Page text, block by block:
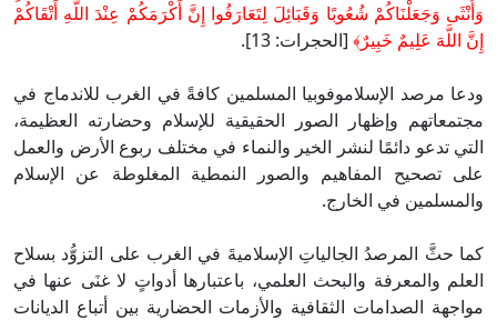
وَأُنْثَى وَجَعَلْنَاكُمْ شُعُوبًا وَقَبَائِلَ لِتَعَارَفُوا إِنَّ أَكْرَمَكُمْ عِنْدَ اللَّهِ أَتْقَاكُمْ
إِنَّ اللَّهَ عَلِيمٌ خَبِيرٌ﴾ [الحجرات: 13].
ودعا مرصد الإسلاموفوبيا المسلمين كافةً في الغرب للاندماج في
مجتمعاتهم وإظهار الصور الحقيقية للإسلام وحضارته العظيمة،
التي تدعو دائمًا لنشر الخير والنماء في مختلف ربوع الأرض والعمل
على تصحيح المفاهيم والصور النمطية المغلوطة عن الإسلام
والمسلمين في الخارج.
كما حثَّ المرصدُ الجالياتِ الإسلاميةَ في الغرب على التزوُّد بسلاح
العلم والمعرفة والبحث العلمي، باعتبارها أدواتٍ لا غنَى عنها في
مواجهة الصدامات الثقافية والأزمات الحضارية بين أتباع الديانات